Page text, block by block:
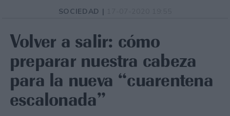
SOCIEDAD |
Volver a salir: cómo
preparar nuestra cabeza
para la nueva “cuarentena
escalonada”